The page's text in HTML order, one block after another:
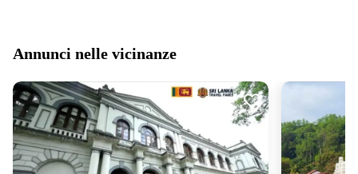
Annunci nelle vicinanze